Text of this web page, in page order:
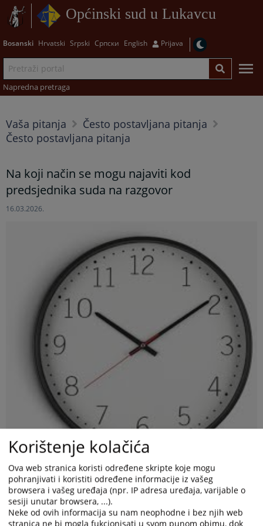
Općinski sud u Lukavcu
Bosanski Hrvatski Srpski Српски English Prijava
Napredna pretraga
Vaša pitanja
Često postavljana pitanja
Često postavljana pitanja
Na koji način se mogu najaviti kod
predsjednika suda na razgovor
16.03.2026.
Korištenje kolačića
Ova web stranica koristi određene skripte koje mogu
pohranjivati i koristiti određene informacije iz vašeg
browsera i vašeg uređaja (npr. IP adresa uređaja, varijable o
sesiji unutar browsera, ...).
Neke od ovih informacija su nam neophodne i bez njih web
stranica ne bi mogla fukcionisati u svom punom obimu, dok